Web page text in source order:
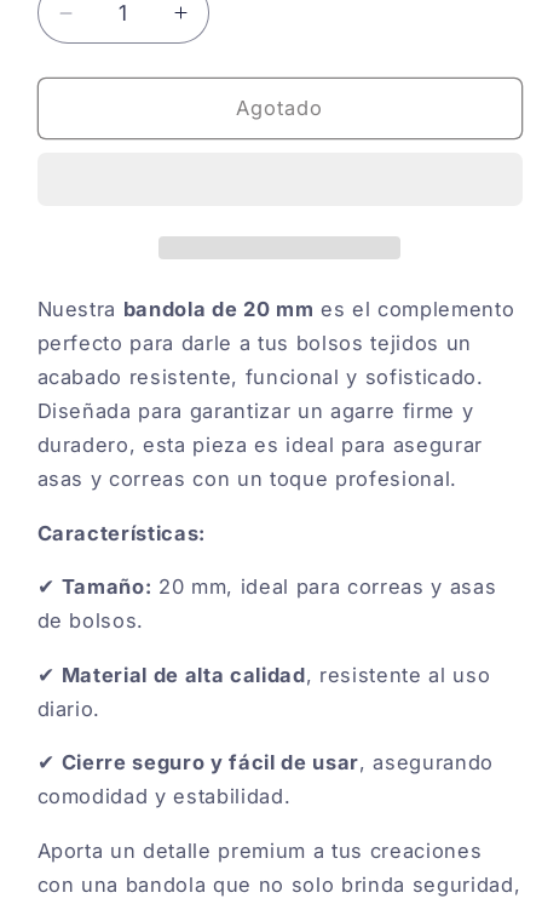
Reducir
cantidad
para
O20MM
Aumentar
cantidad
para
BANDOLA
O20MM
Agotado
Nuestra bandola de 20 mm es el complemento
perfecto para darle a tus bolsos tejidos un
acabado resistente, funcional y sofisticado.
Diseñada para garantizar un agarre firme y
duradero, esta pieza es ideal para asegurar
asas y correas con un toque profesional.
Características:
✔ Tamaño: 20 mm, ideal para correas y asas
de bolsos.
✔ Material de alta calidad, resistente al uso
diario.
✔ Cierre seguro y fácil de usar, asegurando
comodidad y estabilidad.
Aporta un detalle premium a tus creaciones
con una bandola que no solo brinda seguridad,